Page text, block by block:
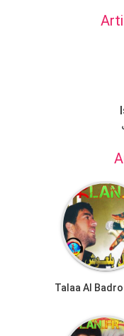
Talaa Al